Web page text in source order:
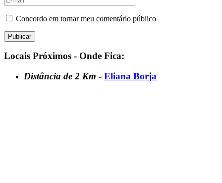
Concordo em tornar meu comentário público
Locais Próximos - Onde Fica:
Distância de 2 Km - Eliana Borja